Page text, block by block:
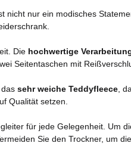
nicht nur ein modisches
Die hochwertige
Seitentaschen mit
sehr weiche Teddyfleece ,
Qualität setzen.
für jede Gelegenheit. Um
Sie den Trockner, um